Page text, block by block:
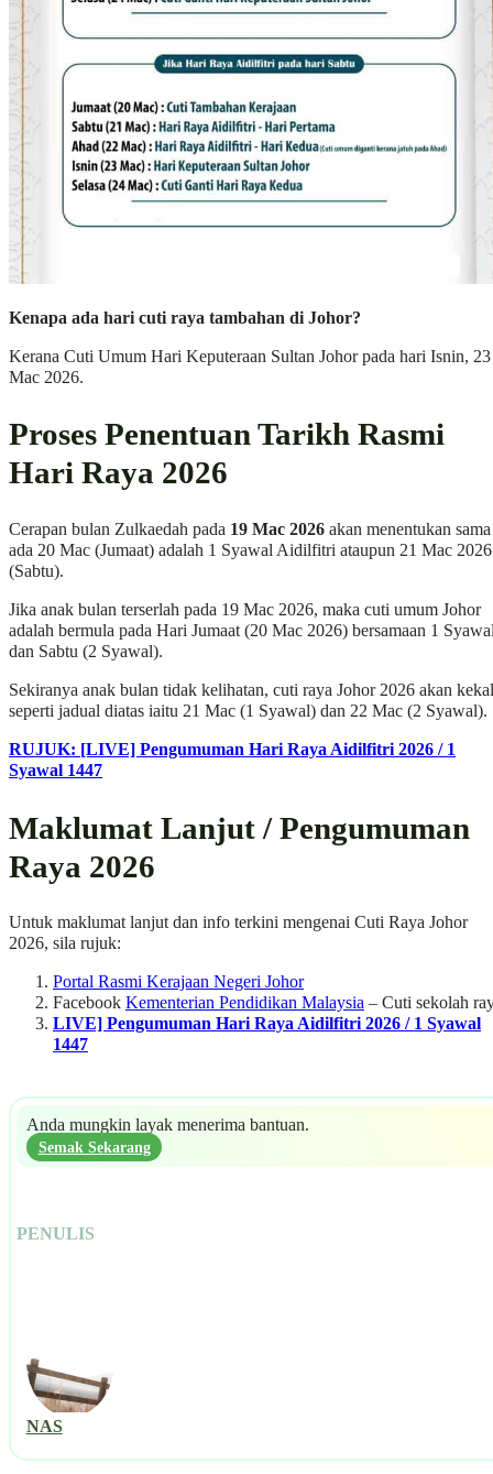
Kenapa ada hari cuti raya tambahan di Johor?
Kerana Cuti Umum Hari Keputeraan Sultan Johor pada hari Isnin, 23
Mac 2026.
Proses Penentuan Tarikh Rasmi
Hari Raya 2026
Cerapan bulan Zulkaedah pada 19 Mac 2026 akan menentukan sama
ada 20 Mac (Jumaat) adalah 1 Syawal Aidilfitri ataupun 21 Mac 2026
(Sabtu).
Jika anak bulan terserlah pada 19 Mac 2026, maka cuti umum Johor
adalah bermula pada Hari Jumaat (20 Mac 2026) bersamaan 1
dan Sabtu (2 Syawal).
Sekiranya anak bulan tidak kelihatan, cuti raya Johor 2026 akan kekal
seperti jadual diatas iaitu 21 Mac (1 Syawal) dan 22 Mac (2 Syawal).
RUJUK: [LIVE] Pengumuman Hari Raya Aidilfitri 2026 / 1
Syawal 1447
Maklumat Lanjut / Pengumuman
Raya 2026
Untuk maklumat lanjut dan info terkini mengenai Cuti Raya Johor
2026, sila rujuk:
Portal Rasmi Kerajaan Negeri Johor
Facebook Kementerian Pendidikan Malaysia – Cuti sekolah
LIVE] Pengumuman Hari Raya Aidilfitri 2026 / 1 Syawal
1447
Anda mungkin layak menerima bantuan.
Semak Sekarang
PENULIS
NAS